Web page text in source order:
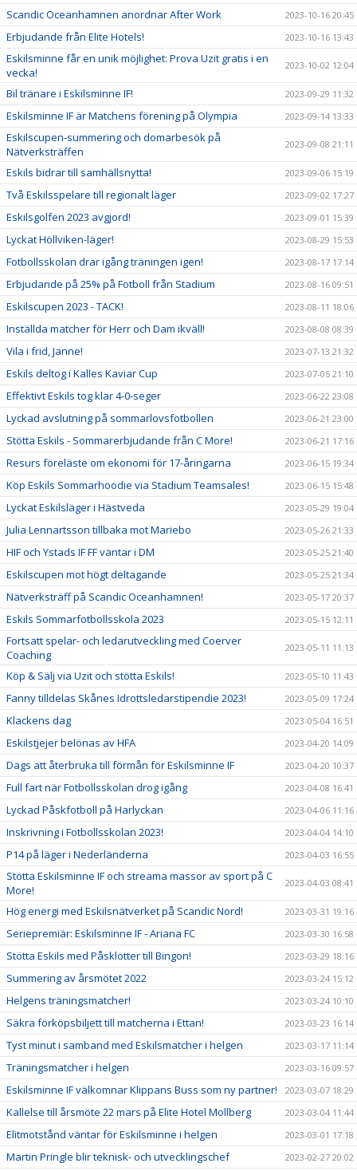
Scandic Oceanhamnen anordnar After Work 2023-10-16 20:45
Erbjudande från Elite Hotels! 2023-10-16 13:43
Eskilsminne får en unik möjlighet: Prova Uzit gratis i en
vecka!
2023-10-02 12:04
Bil tränare i Eskilsminne IF! 2023-09-29 11:32
Eskilsminne IF är Matchens förening på Olympia 2023-09-14 13:33
Eskilscupen-summering och domarbesök på
Nätverksträffen
2023-09-08 21:11
Eskils bidrar till samhällsnytta! 2023-09-06 15:19
Två Eskilsspelare till regionalt läger 2023-09-02 17:27
Eskilsgolfen 2023 avgjord! 2023-09-01 15:39
Lyckat Höllviken-läger! 2023-08-29 15:53
Fotbollsskolan drar igång träningen igen! 2023-08-17 17:14
Erbjudande på 25% på Fotboll från Stadium 2023-08-16 09:51
Eskilscupen 2023 - TACK! 2023-08-11 18:06
Inställda matcher för Herr och Dam ikväll! 2023-08-08 08:39
Vila i frid, Janne! 2023-07-13 21:32
Eskils deltog i Kalles Kaviar Cup 2023-07-05 21:10
Effektivt Eskils tog klar 4-0-seger 2023-06-22 23:08
Lyckad avslutning på sommarlovsfotbollen 2023-06-21 23:00
Stötta Eskils - Sommarerbjudande från C More! 2023-06-21 17:16
Resurs föreläste om ekonomi för 17-åringarna 2023-06-15 19:34
Köp Eskils Sommarhoodie via Stadium Teamsales! 2023-06-15 15:48
Lyckat Eskilsläger i Hästveda 2023-05-29 19:04
Julia Lennartsson tillbaka mot Mariebo 2023-05-26 21:33
HIF och Ystads IF FF väntar i DM 2023-05-25 21:40
Eskilscupen mot högt deltagande 2023-05-25 21:34
Nätverksträff på Scandic Oceanhamnen! 2023-05-17 20:37
Eskils Sommarfotbollsskola 2023 2023-05-15 12:11
Fortsatt spelar- och ledarutveckling med Coerver
Coaching
2023-05-11 11:13
Köp & Sälj via Uzit och stötta Eskils! 2023-05-10 11:43
Fanny tilldelas Skånes Idrottsledarstipendie 2023! 2023-05-09 17:24
Klackens dag 2023-05-04 16:51
Eskilstjejer belönas av HFA 2023-04-20 14:09
Dags att återbruka till förmån för Eskilsminne IF 2023-04-20 10:37
Full fart när Fotbollsskolan drog igång 2023-04-08 16:41
Lyckad Påskfotboll på Harlyckan 2023-04-06 11:16
Inskrivning i Fotbollsskolan 2023! 2023-04-04 14:10
P14 på läger i Nederländerna 2023-04-03 16:55
Stötta Eskilsminne IF och streama massor av sport på C
More!
2023-04-03 08:41
Hög energi med Eskilsnätverket på Scandic Nord! 2023-03-31 19:16
Seriepremiär: Eskilsminne IF - Ariana FC 2023-03-30 16:58
Stötta Eskils med Påsklotter till Bingon! 2023-03-29 18:16
Summering av årsmötet 2022 2023-03-24 15:12
Helgens träningsmatcher! 2023-03-24 10:10
Säkra förköpsbiljett till matcherna i Ettan! 2023-03-23 16:14
Tyst minut i samband med Eskilsmatcher i helgen 2023-03-17 11:14
Träningsmatcher i helgen 2023-03-16 09:57
Eskilsminne IF välkomnar Klippans Buss som ny partner! 2023-03-07 18:29
Kallelse till årsmöte 22 mars på Elite Hotel Mollberg 2023-03-04 11:44
Elitmotstånd väntar för Eskilsminne i helgen 2023-03-01 17:18
Martin Pringle blir teknisk- och utvecklingschef 2023-02-27 20:02